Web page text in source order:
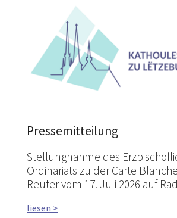
Pressemitteilung
Stellungnahme des
Ordinariats zu der Carte
Reuter vom 17. Juli 2026 auf
liesen >